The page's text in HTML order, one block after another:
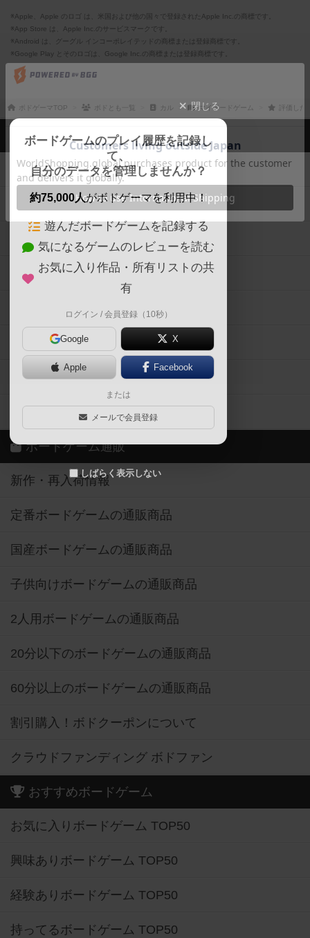
※Apple、Apple のロゴ は、米国および他の国々で登録されたApple Inc.の商標です。
※App Store は、Apple Inc.のサービスマークです。
※Android は、グーグル インコーポレイテッドの商標または登録商標です。
※Google Play とそのロゴは、Google Inc.の商標または登録商標です。
ボドゲーマTOP ボドとも一覧 カル マイボードゲーム 評価した
閉じる
ボードゲームのプレイ履歴を記録し
て、
自分のデータを管理しませんか？
約75,000人がボドゲーマを利用中！
遊んだボードゲームを記録する
気になるゲームのレビューを読む
お気に入り作品・所有リストの共
有
ログイン / 会員登録（10秒）
Google X
Apple Facebook
または
メールで会員登録
しばらく表示しない
ボドゲーマTOP
ボードゲームを検索する
ボードゲームの新着レビュー
ボードゲーム会情報
メカニクス特集
掲示板・トピックス
ボドとも・会員一覧
ボードゲーム業界コラム
ボドゲーマご利用案内
ボードゲーム通販
新作・再入荷情報
定番ボードゲームの通販商品
国産ボードゲームの通販商品
子供向けボードゲームの通販商品
2人用ボードゲームの通販商品
20分以下のボードゲームの通販商品
60分以上のボードゲームの通販商品
割引購入！ボドクーポンについて
クラウドファンディング ボドファン
おすすめボードゲーム
お気に入りボードゲーム TOP50
興味ありボードゲーム TOP50
経験ありボードゲーム TOP50
持ってるボードゲーム TOP50